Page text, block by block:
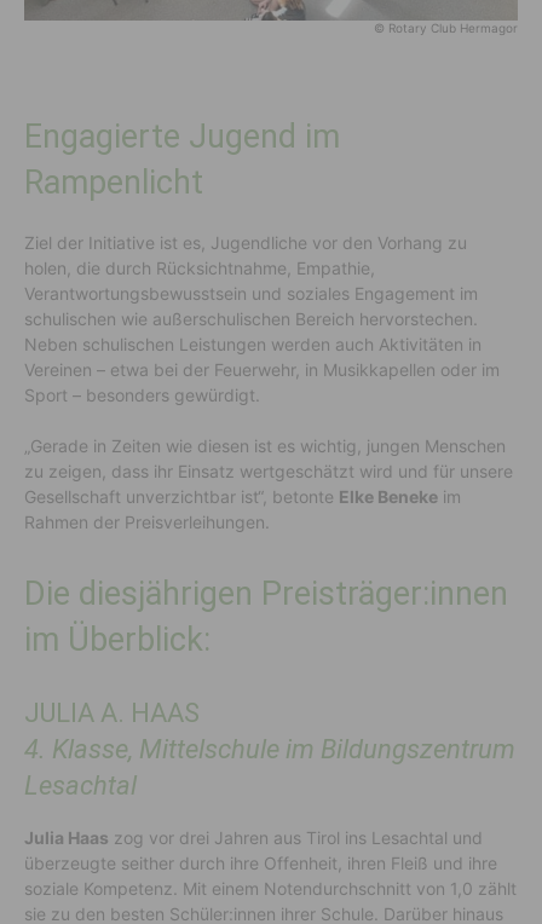
© Rotary Club Hermagor
Engagierte Jugend im
Rampenlicht
Ziel der Initiative ist es, Jugendliche vor den Vorhang zu
holen, die durch Rücksichtnahme, Empathie,
Verantwortungsbewusstsein und soziales Engagement im
schulischen wie außerschulischen Bereich hervorstechen.
Neben schulischen Leistungen werden auch Aktivitäten in
Vereinen – etwa bei der Feuerwehr, in Musikkapellen oder im
Sport – besonders gewürdigt.
„Gerade in Zeiten wie diesen ist es wichtig, jungen Menschen
zu zeigen, dass ihr Einsatz wertgeschätzt wird und für unsere
Gesellschaft unverzichtbar ist“, betonte Elke Beneke im
Rahmen der Preisverleihungen.
Die diesjährigen Preisträger:innen
im Überblick:
JULIA A. HAAS
4. Klasse, Mittelschule im Bildungszentrum
Lesachtal
Julia Haas zog vor drei Jahren aus Tirol ins Lesachtal und
überzeugte seither durch ihre Offenheit, ihren Fleiß und ihre
soziale Kompetenz. Mit einem Notendurchschnitt von 1,0 zählt
sie zu den besten Schüler:innen ihrer Schule. Darüber hinaus